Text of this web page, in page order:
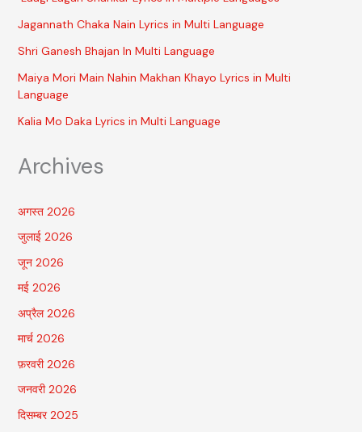
Jagannath Chaka Nain Lyrics in Multi Language
Shri Ganesh Bhajan In Multi Language
Maiya Mori Main Nahin Makhan Khayo Lyrics in Multi
Language
Kalia Mo Daka Lyrics in Multi Language
Archives
अगस्त 2026
जुलाई 2026
जून 2026
मई 2026
अप्रैल 2026
मार्च 2026
फ़रवरी 2026
जनवरी 2026
दिसम्बर 2025